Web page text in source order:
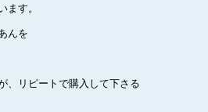
ます。
んを
、リピートで購入して下さる